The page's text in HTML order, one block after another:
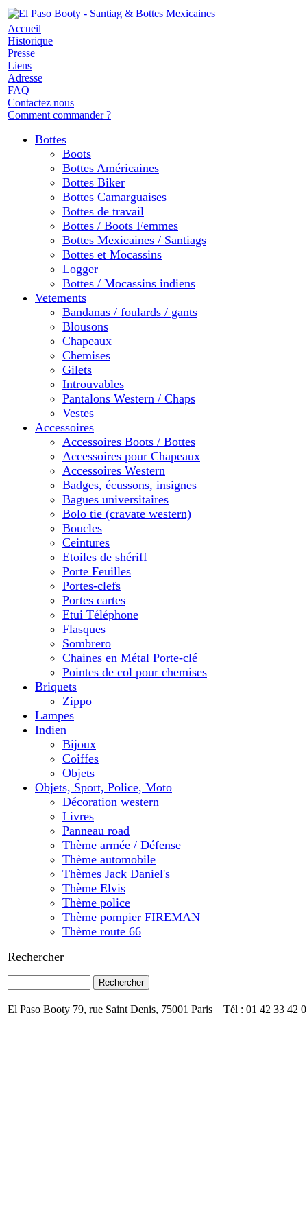
Accueil
Historique
Presse
Liens
Adresse
FAQ
Contactez nous
Comment commander ?
Bottes
Boots
Bottes Américaines
Bottes Biker
Bottes Camarguaises
Bottes de travail
Bottes / Boots Femmes
Bottes Mexicaines / Santiags
Bottes et Mocassins
Logger
Bottes / Mocassins indiens
Vetements
Bandanas / foulards / gants
Blousons
Chapeaux
Chemises
Gilets
Introuvables
Pantalons Western / Chaps
Vestes
Accessoires
Accessoires Boots / Bottes
Accessoires pour Chapeaux
Accessoires Western
Badges, écussons, insignes
Bagues universitaires
Bolo tie (cravate western)
Boucles
Ceintures
Etoiles de shériff
Porte Feuilles
Portes-clefs
Portes cartes
Etui Téléphone
Flasques
Sombrero
Chaines en Métal Porte-clé
Pointes de col pour chemises
Briquets
Zippo
Lampes
Indien
Bijoux
Coiffes
Objets
Objets, Sport, Police, Moto
Décoration western
Livres
Panneau road
Thème armée / Défense
Thème automobile
Thèmes Jack Daniel's
Thème Elvis
Thème police
Thème pompier FIREMAN
Thème route 66
Rechercher
El Paso Booty 79, rue Saint Denis, 75001 Paris Tél : 01 42 33 42